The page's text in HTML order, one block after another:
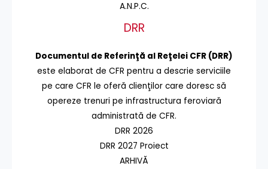
A.N.P.C.
DRR
Documentul de Referinţă al Reţelei CFR (DRR)
este elaborat de CFR pentru a descrie serviciile
pe care CFR le oferă clienţilor care doresc să
opereze trenuri pe infrastructura feroviară
administrată de CFR.
DRR 2026
DRR 2027 Proiect
ARHIVĂ